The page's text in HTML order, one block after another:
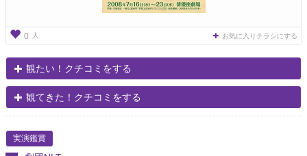
0 人 お気に入りチラシにする
観たい！クチコミをする
観てきた！クチコミをする
実演鑑賞